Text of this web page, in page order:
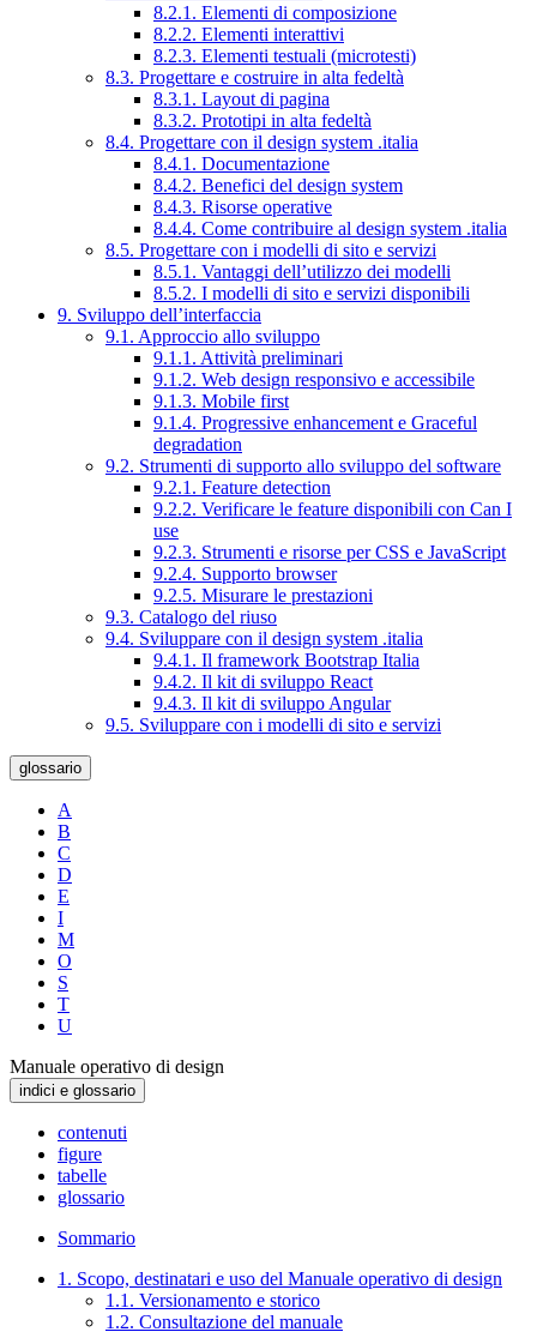
8.2.1. Elementi di composizione
8.2.2. Elementi interattivi
8.2.3. Elementi testuali (microtesti)
8.3. Progettare e costruire in alta fedeltà
8.3.1. Layout di pagina
8.3.2. Prototipi in alta fedeltà
8.4. Progettare con il design system .italia
8.4.1. Documentazione
8.4.2. Benefici del design system
8.4.3. Risorse operative
8.4.4. Come contribuire al design system .italia
8.5. Progettare con i modelli di sito e servizi
8.5.1. Vantaggi dell’utilizzo dei modelli
8.5.2. I modelli di sito e servizi disponibili
9. Sviluppo dell’interfaccia
9.1. Approccio allo sviluppo
9.1.1. Attività preliminari
9.1.2. Web design responsivo e accessibile
9.1.3. Mobile first
9.1.4. Progressive enhancement e Graceful
degradation
9.2. Strumenti di supporto allo sviluppo del software
9.2.1. Feature detection
9.2.2. Verificare le feature disponibili con Can I
use
9.2.3. Strumenti e risorse per CSS e JavaScript
9.2.4. Supporto browser
9.2.5. Misurare le prestazioni
9.3. Catalogo del riuso
9.4. Sviluppare con il design system .italia
9.4.1. Il framework Bootstrap Italia
9.4.2. Il kit di sviluppo React
9.4.3. Il kit di sviluppo Angular
9.5. Sviluppare con i modelli di sito e servizi
glossario
A
B
C
D
E
I
M
O
S
T
U
Manuale operativo di design
indici e glossario
contenuti
figure
tabelle
glossario
Sommario
1. Scopo, destinatari e uso del Manuale operativo di design
1.1. Versionamento e storico
1.2. Consultazione del manuale